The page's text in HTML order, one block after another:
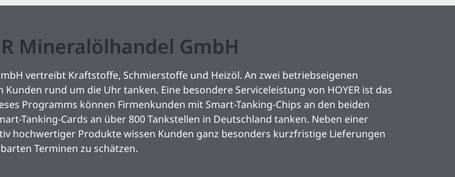
Mineralölhandel GmbH
vertreibt Kraftstoffe, Schmierstoffe und Heizöl. An zwei betriebseigenen
rund um die Uhr tanken. Eine besondere Serviceleistung von HOYER ist das
Programms können Firmenkunden mit Smart-Tanking-Chips an den beiden
Tanking-Cards an über 800 Tankstellen in Deutschland tanken. Neben einer
hochwertiger Produkte wissen Kunden ganz besonders kurzfristige Lieferungen
Terminen zu schätzen.